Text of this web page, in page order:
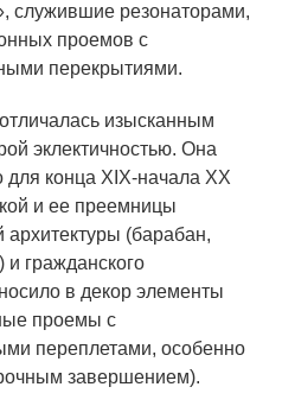
служившие резонаторами,
проемов с
перекрытиями.
изысканным
эклектичностью. Она
для конца ХIХ-начала XX
и ее преемницы
архитектуры (барабан,
и гражданского
в декор элементы
проемы с
переплетами, особенно
завершением).